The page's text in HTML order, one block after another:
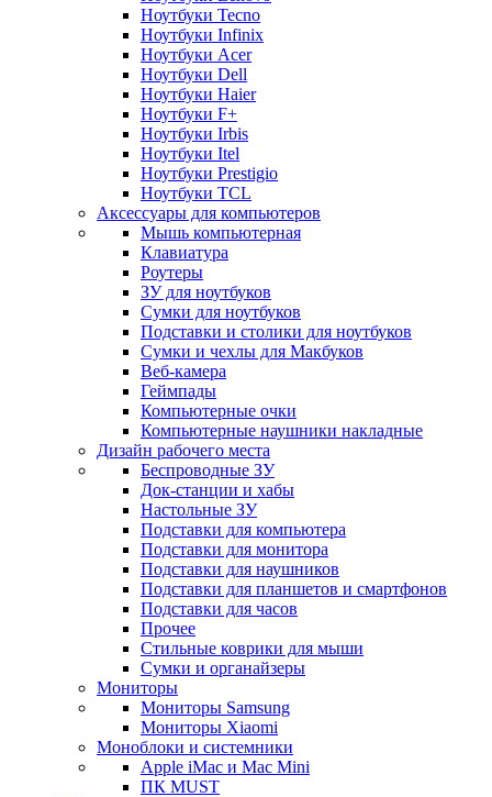
Ноутбуки Tecno
Ноутбуки Infinix
Ноутбуки Acer
Ноутбуки Dell
Ноутбуки Haier
Ноутбуки F+
Ноутбуки Irbis
Ноутбуки Itel
Ноутбуки Prestigio
Ноутбуки TCL
Аксессуары для компьютеров
Мышь компьютерная
Клавиатура
Роутеры
ЗУ для ноутбуков
Сумки для ноутбуков
Подставки и столики для ноутбуков
Сумки и чехлы для Макбуков
Веб-камера
Геймпады
Компьютерные очки
Компьютерные наушники накладные
Дизайн рабочего места
Беспроводные ЗУ
Док-станции и хабы
Настольные ЗУ
Подставки для компьютера
Подставки для монитора
Подставки для наушников
Подставки для планшетов и смартфонов
Подставки для часов
Прочее
Стильные коврики для мыши
Сумки и органайзеры
Мониторы
Мониторы Samsung
Мониторы Xiaomi
Моноблоки и системники
Apple iMac и Mac Mini
ПК MUST